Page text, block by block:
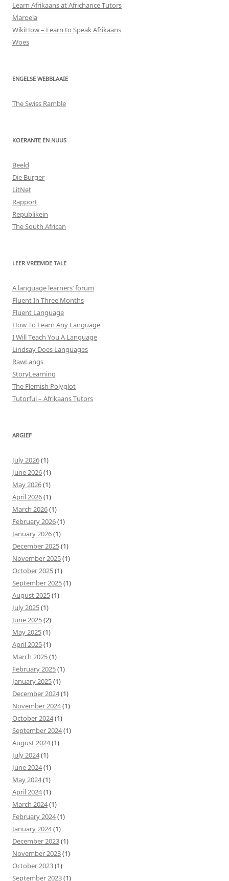
Learn Afrikaans at Africhance Tutors
Maroela
WikiHow – Learn to Speak Afrikaans
Woes
ENGELSE WEBBLAAIE
The Swiss Ramble
KOERANTE EN NUUS
Beeld
Die Burger
LitNet
Rapport
Republikein
The South African
LEER VREEMDE TALE
A language learners’ forum
Fluent In Three Months
Fluent Language
How To Learn Any Language
I Will Teach You A Language
Lindsay Does Languages
RawLangs
StoryLearning
The Flemish Polyglot
Tutorful – Afrikaans Tutors
ARGIEF
July 2026(1)
June 2026(1)
May 2026(1)
April 2026(1)
March 2026(1)
February 2026(1)
January 2026(1)
December 2025(1)
November 2025(1)
October 2025(1)
September 2025(1)
August 2025(1)
July 2025(1)
June 2025(2)
May 2025(1)
April 2025(1)
March 2025(1)
February 2025(1)
January 2025(1)
December 2024(1)
November 2024(1)
October 2024(1)
September 2024(1)
August 2024(1)
July 2024(1)
June 2024(1)
May 2024(1)
April 2024(1)
March 2024(1)
February 2024(1)
January 2024(1)
December 2023(1)
November 2023(1)
October 2023(1)
September 2023(1)